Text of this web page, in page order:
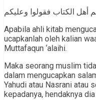
Apabila ahli kitab
ucapkanlah oleh kalian
Muttafaqun ‘alaihi.
Maka seorang muslim
dalam mengucapkan
Yahudi atau Nasrani atau
kepadanya, hendaknya